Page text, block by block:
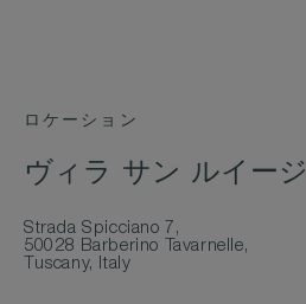
ロケーション
ヴィラ サン ルイージ
Strada Spicciano 7,
50028 Barberino Tavarnelle,
Tuscany, Italy